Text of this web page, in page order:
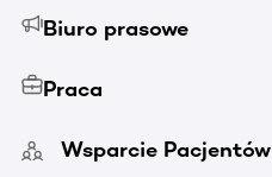
Biuro prasowe
Praca
Wsparcie Pacjentów